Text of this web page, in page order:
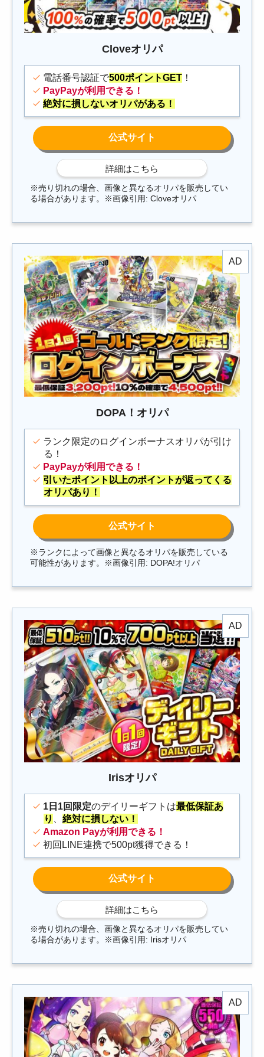
Cloveオリパ
電話番号認証で500ポイントGET ！
PayPayが利用できる！
絶対に損しないオリパがある！
※売り切れの場合、画像と異なるオリパを販売してい
る場合があります。※画像引用: Cloveオリパ
DOPA！オリパ
ランク限定のログインボーナスオリパが引け
る！
PayPayが利用できる！
引いたポイント以上のポイントが返ってくる
オリパあり！
※ランクによって画像と異なるオリパを販売している
可能性があります。※画像引用: DOPA!オリパ
Irisオリパ
1日1回限定のデイリーギフトは最低保証あ
り 、 絶対に損しない！
Amazon Payが利用できる！
初回LINE連携で500pt獲得できる！
※売り切れの場合、画像と異なるオリパを販売してい
る場合があります。※画像引用: Irisオリパ